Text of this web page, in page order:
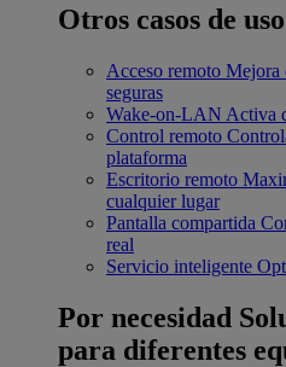
Otros casos de uso
Acceso remoto Mejora
seguras
Wake-on-LAN Activa
Control remoto
plataforma
Escritorio remoto
cualquier lugar
Pantalla compartida
real
Servicio inteligente
Por necesidad
para diferentes